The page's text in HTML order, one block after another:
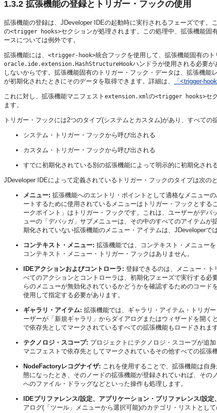
1.3.2 拡張機能の登録とトリガー・フックの使用
拡張機能の登録は、 JDeveloper IDEの起動時に実行されるフェーズです。
の<trigger hooks>セクションが処理されます。この処理中、拡張機能
ースについては例外です。
拡張機能には、 <trigger-hook>統合フックを使用して、拡張機能固有の
oracle.ide.extension.HashStructureHookハンドラが使用される必要
しないからです。拡張機能固有のトリガー・フック・データは、拡張機
が初期化されたときにそのデータを取得できます。詳細は、
「<trigger-
これに対し、拡張機能マニフェスト extension.xmlの<trigger hooks>セ
ます。
トリガー・フックには2つのタイプ(システムとカスタム)があり、すべて
システム・トリガー・フックから呼び出される
カスタム・トリガー・フックから呼び出される
すでに初期化されている別の拡張機能によって明示的に初期化され
JDeveloper IDEによって定義されているトリガー・フックのタイプは次の
メニュー: 拡張機能へのエントリ・ポイントとして適格なメニュー
ートするために使用されているメニューはトリガー・フックとする
ークポイント」はトリガー・フックです。これは、ユーザーがデ
ューの「デバッガ」サブメニューは、その中のすべてのアイテム
期化されていない拡張機能のメニュー・アイテムは、 JDeveloperで
コンテキスト・メニュー: 拡張機能では、コンテキスト・メニュー
コンテキスト・メニュー・トリガー・フックはありません。
IDEアクションおよびコントローラ: 登録できるのは、メニュー・
べてのアクションとコントローラは、初期化フェーズで実行する
らのメニューが無効化されているかどうかを確認するためのコー
使用して指定する必要があります。
ギャラリ・アイテム: 拡張機能では、ギャラリ・アイテム・トリガ
ーザーが「新規ギャラリ」からダイアログまたはウィザードを開
で依存先としてマークされているすべての拡張機能もロードされま
テクノロジ・スコープ: プロジェクトにテクノロジ・スコープが追
マニフェストで依存先としてマークされているその他すべての拡張
NodeFactoryレコグナイザ: これを使用することで、拡張機能は自
態になったとき、そのノードの拡張機能が登録されていれば、そ
へのファイル・ドラッグなどといった操作も処理します。
IDEプリファレンス/設定、アプリケーション・プリファレンス/設
アログ(「ツール」メニューから選択可能)のカテゴリ・リストとし